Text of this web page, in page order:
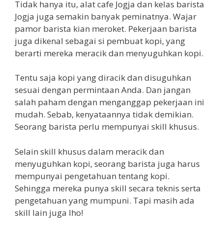
Tidak hanya itu, alat cafe Jogja dan kelas barista
Jogja juga semakin banyak peminatnya. Wajar
pamor barista kian meroket. Pekerjaan barista
juga dikenal sebagai si pembuat kopi, yang
berarti mereka meracik dan menyuguhkan kopi.
Tentu saja kopi yang diracik dan disuguhkan
sesuai dengan permintaan Anda. Dan jangan
salah paham dengan menganggap pekerjaan ini
mudah. Sebab, kenyataannya tidak demikian.
Seorang barista perlu mempunyai skill khusus.
Selain skill khusus dalam meracik dan
menyuguhkan kopi, seorang barista juga harus
mempunyai pengetahuan tentang kopi.
Sehingga mereka punya skill secara teknis serta
pengetahuan yang mumpuni. Tapi masih ada
skill lain juga lho!